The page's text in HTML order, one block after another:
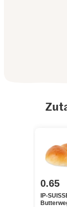
0.65
IP-